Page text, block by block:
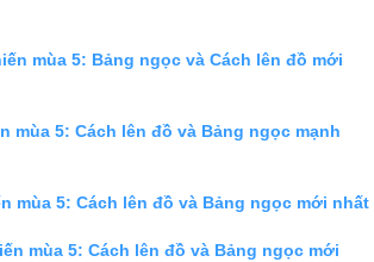
mùa 5: Bảng ngọc và Cách lên đồ mới
mùa 5: Cách lên đồ và Bảng ngọc mạnh
mùa 5: Cách lên đồ và Bảng ngọc mới nhất
mùa 5: Cách lên đồ và Bảng ngọc mới